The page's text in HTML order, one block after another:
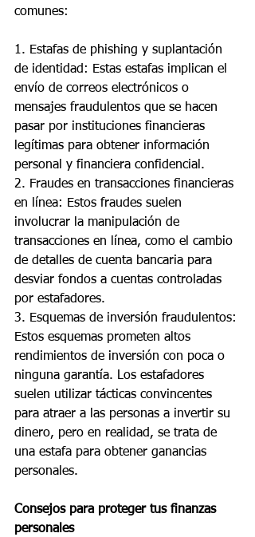
comunes:
1. Estafas de phishing y suplantación
de identidad: Estas estafas implican el
envío de correos electrónicos o
mensajes fraudulentos que se hacen
pasar por instituciones financieras
legítimas para obtener información
personal y financiera confidencial.
2. Fraudes en transacciones financieras
en línea: Estos fraudes suelen
involucrar la manipulación de
transacciones en línea, como el cambio
de detalles de cuenta bancaria para
desviar fondos a cuentas controladas
por estafadores.
3. Esquemas de inversión fraudulentos:
Estos esquemas prometen altos
rendimientos de inversión con poca o
ninguna garantía. Los estafadores
suelen utilizar tácticas convincentes
para atraer a las personas a invertir su
dinero, pero en realidad, se trata de
una estafa para obtener ganancias
personales.
Consejos para proteger tus finanzas
personales